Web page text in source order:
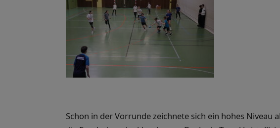
Schon in der Vorrunde zeichnete sich ein hohes Niveau